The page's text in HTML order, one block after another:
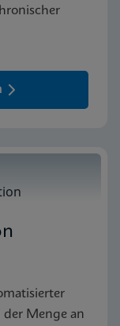
der Menge an